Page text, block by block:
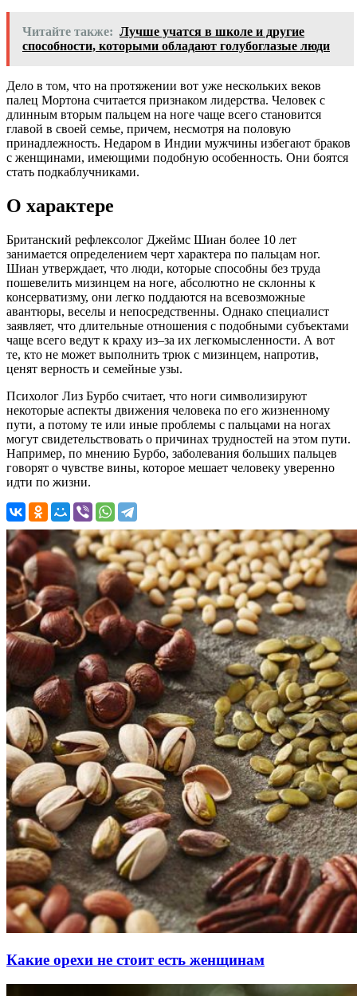
Читайте также: Лучше учатся в школе и другие
способности, которыми обладают голубоглазые люди
Дело в том, что на протяжении вот уже нескольких веков
палец Мортона считается признаком лидерства. Человек с
длинным вторым пальцем на ноге чаще всего становится
главой в своей семье, причем, несмотря на половую
принадлежность. Недаром в Индии мужчины избегают браков
с женщинами, имеющими подобную особенность. Они боятся
стать подкаблучниками.
О характере
Британский рефлексолог Джеймс Шиан более 10 лет
занимается определением черт характера по пальцам ног.
Шиан утверждает, что люди, которые способны без труда
пошевелить мизинцем на ноге, абсолютно не склонны к
консерватизму, они легко поддаются на всевозможные
авантюры, веселы и непосредственны. Однако специалист
заявляет, что длительные отношения с подобными субъектами
чаще всего ведут к краху из–за их легкомысленности. А вот
те, кто не может выполнить трюк с мизинцем, напротив,
ценят верность и семейные узы.
Психолог Лиз Бурбо считает, что ноги символизируют
некоторые аспекты движения человека по его жизненному
пути, а потому те или иные проблемы с пальцами на ногах
могут свидетельствовать о причинах трудностей на этом пути.
Например, по мнению Бурбо, заболевания больших пальцев
говорят о чувстве вины, которое мешает человеку уверенно
идти по жизни.
Какие орехи не стоит есть женщинам